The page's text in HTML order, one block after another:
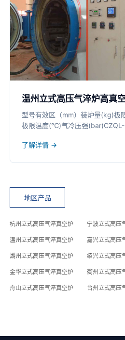
温州立式高压气淬炉高真
型号有效区（mm）装炉量(kg)极
极限温度(℃)气冷压强
了解详情 →
地区产品
杭州立式高压气淬真空炉 宁波立式高压
温州立式高压气淬真空炉 嘉兴立式高压
湖州立式高压气淬真空炉 绍兴立式高压
金华立式高压气淬真空炉 衢州立式高压
舟山立式高压气淬真空炉 台州立式高压